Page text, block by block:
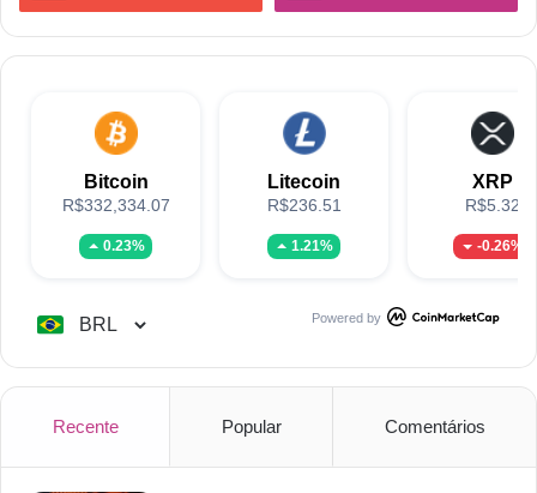
Bitcoin
R$332,334.07
0.23%
Litecoin
R$236.51
1.21%
XRP
R$5.32
-0.26%
Powered by
Recente Popular Comentários